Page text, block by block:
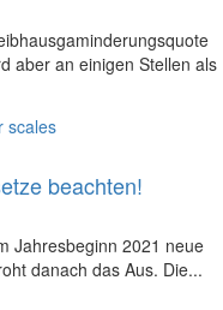
aber an einigen Stellen als
beachten!
Jahresbeginn 2021 neue
danach das Aus. Die...